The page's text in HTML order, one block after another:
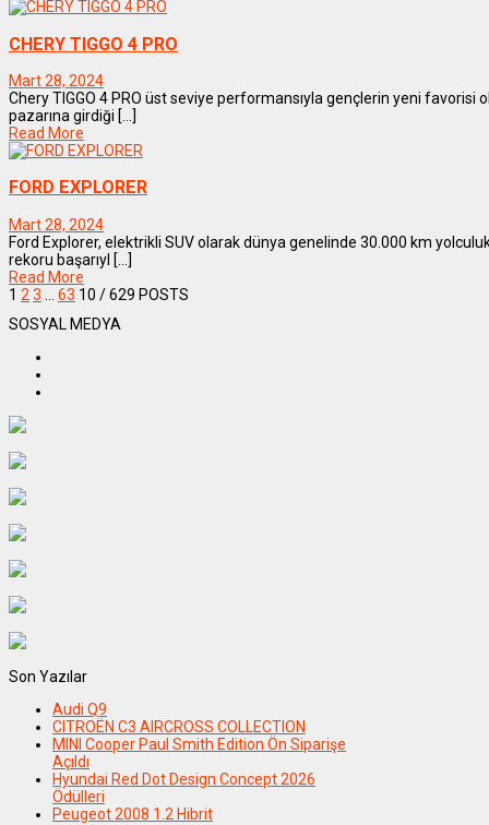
CHERY TIGGO 4 PRO
Mart 28, 2024
Chery TIGGO 4 PRO üst seviye performansıyla gençlerin yeni favorisi
pazarına girdiği [...]
Read More
FORD EXPLORER
Mart 28, 2024
Ford Explorer, elektrikli SUV olarak dünya genelinde 30.000 km
rekoru başarıyl [...]
Read More
1 2 3 63 10 / 629 POSTS
SOSYAL MEDYA
Son Yazılar
Audi Q9
CITROËN C3 AIRCROSS COLLECTION
MINI Cooper Paul Smith Edition Ön Siparişe
Açıldı
Hyundai Red Dot Design Concept 2026
Ödülleri
Peugeot 2008 1.2 Hibrit